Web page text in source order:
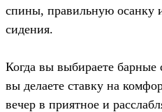
спины, правильную осанку
сидения.
Когда вы выбираете барные
вы делаете ставку на
вечер в приятное и